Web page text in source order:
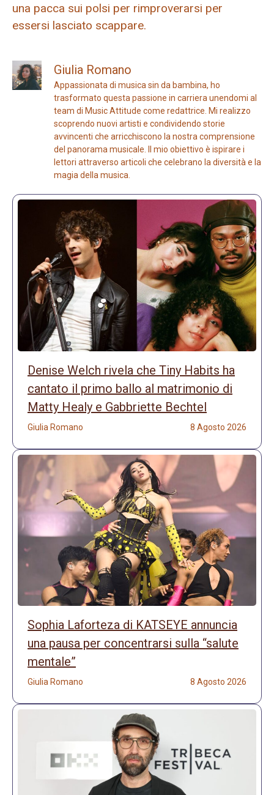
una pacca sui polsi per rimproverarsi per
essersi lasciato scappare.
Giulia Romano
Appassionata di musica sin da bambina, ho
trasformato questa passione in carriera unendomi al
team di Music Attitude come redattrice. Mi realizzo
scoprendo nuovi artisti e condividendo storie
avvincenti che arricchiscono la nostra comprensione
del panorama musicale. Il mio obiettivo è ispirare i
lettori attraverso articoli che celebrano la diversità e la
magia della musica.
Denise Welch rivela che Tiny Habits ha
cantato il primo ballo al matrimonio di
Matty Healy e Gabbriette Bechtel
Giulia Romano 8 Agosto 2026
Sophia Laforteza di KATSEYE annuncia
una pausa per concentrarsi sulla “salute
mentale”
Giulia Romano 8 Agosto 2026